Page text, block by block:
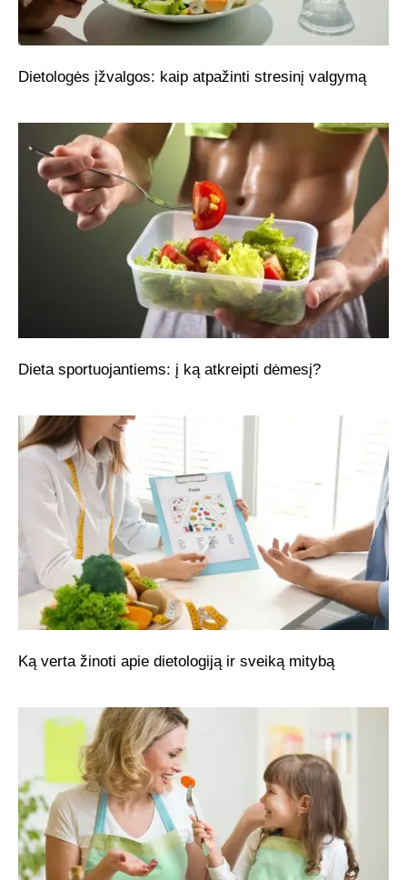
Dietologės įžvalgos: kaip atpažinti stresinį valgymą
Dieta sportuojantiems: į ką atkreipti dėmesį?
Ką verta žinoti apie dietologiją ir sveiką mitybą